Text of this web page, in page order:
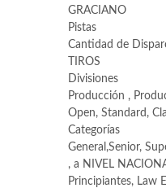
GRACIANO
Cantidad de
TIROS
Producción ,
Open, Standard,
General,Senior,
, a NIVEL
Principiantes, Law